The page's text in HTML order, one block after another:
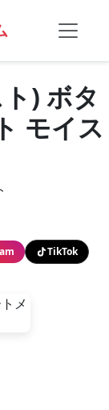
) ボタ
モイス
TikTok